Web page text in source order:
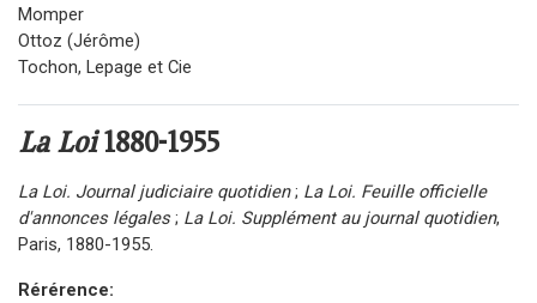
Momper
Ottoz (Jérôme)
Tochon, Lepage et Cie
La Loi1880-1955
La Loi. Journal judiciaire quotidien; La Loi. Feuille officielle
d'annonces légales ; La Loi. Supplément au journal quotidien,
Paris, 1880-1955.
Rérérence: